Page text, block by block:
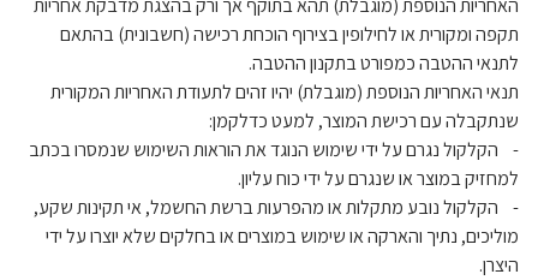
האחריות הנוספת (מוגבלת) תהא בתוקף אך ורק בהצגת מדבקת אחריות
תקפה ומקורית או לחילופין בצירוף הוכחת רכישה (חשבונית) בהתאם
לתנאי ההטבה כמפורט בתקנון ההטבה.
תנאי האחריות הנוספת (מוגבלת) יהיו זהים לתעודת האחריות המקורית
שנתקבלה עם רכישת המוצר, למעט כדלקמן:
- הקלקול נגרם על ידי שימוש הנוגד את הוראות השימוש שנמסרו בכתב
למחזיק במוצר או שנגרם על ידי כוח עליון.
- הקלקול נובע מתקלות או מהפרעות ברשת החשמל, אי תקינות שקע,
מוליכים, נתיך והארקה או שימוש במוצרים או בחלקים שלא יוצרו על ידי
היצרן.